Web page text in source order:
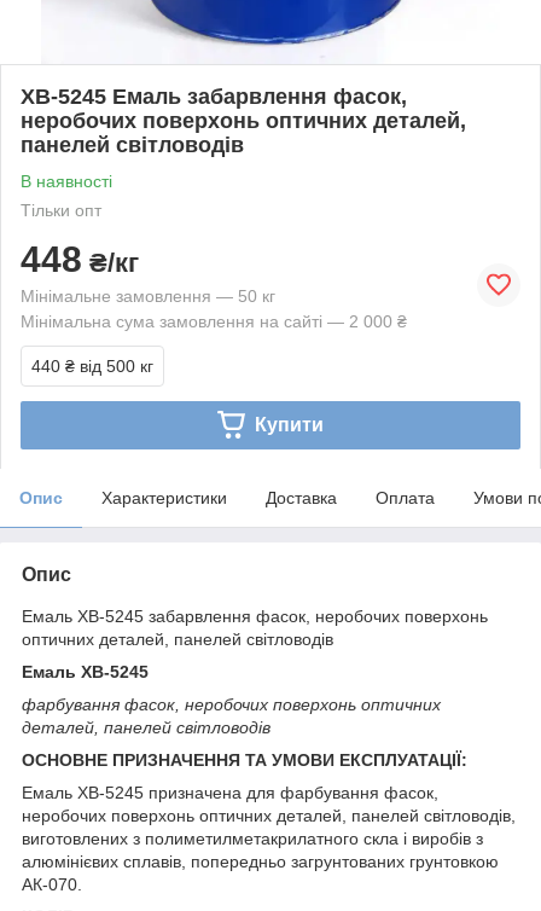
ХВ-5245 Емаль забарвлення фасок,
неробочих поверхонь оптичних деталей,
панелей світловодів
В наявності
Тільки опт
448 ₴/кг
Мінімальне замовлення — 50 кг
Мінімальна сума замовлення на сайті — 2 000 ₴
440 ₴ від 500 кг
Купити
Опис Характеристики Доставка Оплата Умови
Опис
Емаль ХВ-5245 забарвлення фасок, неробочих поверхонь
оптичних деталей, панелей світловодів
Емаль ХВ-5245
фарбування фасок, неробочих поверхонь оптичних
деталей, панелей світловодів
ОСНОВНЕ ПРИЗНАЧЕННЯ ТА УМОВИ ЕКСПЛУАТАЦІЇ:
Емаль ХВ-5245 призначена для фарбування фасок,
неробочих поверхонь оптичних деталей, панелей світловодів,
виготовлених з полиметилметакрилатного скла і виробів з
алюмінієвих сплавів, попередньо загрунтованих грунтовкою
АК-070.